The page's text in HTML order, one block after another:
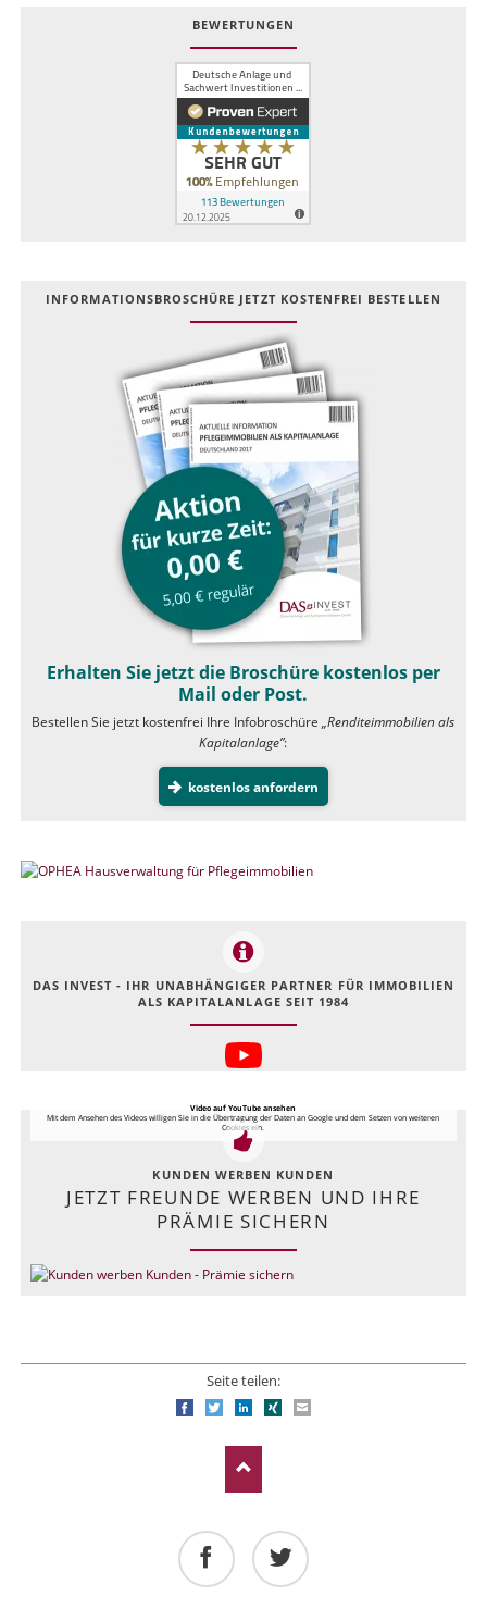
BEWERTUNGEN
INFOR­MATIONS­BROSCHÜRE JETZT KOSTEN­FREI BESTELLEN
Erhalten Sie jetzt die Broschüre kostenlos per
Mail oder Post.
Bestellen Sie jetzt kostenfrei Ihre Infobroschüre„Renditeimmobilien als
Kapitalanlage”:
kostenlos anfordern
DAS INVEST - IHR UNABHÄNGIGER PARTNER FÜR IMMOBILIEN
ALS KAPITALANLAGE SEIT 1984
Video auf YouTube ansehen
Mit dem Ansehen des Videos willigen Sie in die Übertragung der Daten an Google und dem Setzen von weiteren
Cookies ein.
KUNDEN WERBEN KUNDEN
JETZT FREUNDE WERBEN UND IHRE
PRÄMIE SICHERN
Seite teilen:
FacebookTwitterLinkedIn
Xing